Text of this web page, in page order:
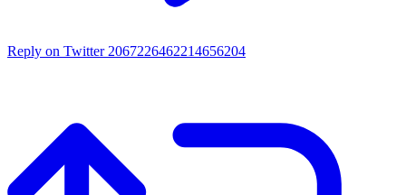
Reply on Twitter 2067226462214656204